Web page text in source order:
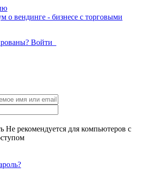
Войти
Не рекомендуется для компьютеров с